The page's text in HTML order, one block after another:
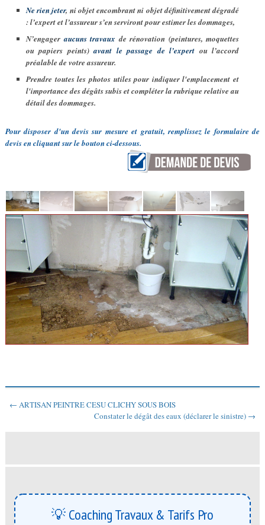
Ne rien jeter, ni objet encombrant ni objet définitivement dégradé
: l’expert et l’assureur s’en serviront pour estimer les dommages,
N’engageraucuns travaux de rénovation (peintures, moquettes
ou papiers peints)avant le passage de l’expert ou l’accord
préalable de votre assureur.
Prendre toutes les photos utiles pour indiquer l'emplacement et
l'importance des dégâts subis et compléter la rubrique relative au
détail des dommages.
Pour disposer d'un devis sur mesure et gratuit, remplissez le formulaire de
devis en cliquant sur le bouton ci-dessous.
← ARTISAN PEINTRE CESU CLICHY SOUS BOIS
Constater le dégât des eaux (déclarer le sinistre) →
💡 Coaching Travaux & Tarifs Pro